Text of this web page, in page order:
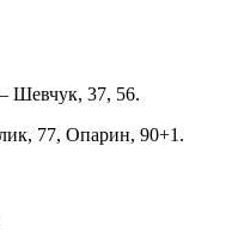
Шевчук, 37, 56.
77, Опарин, 90+1.